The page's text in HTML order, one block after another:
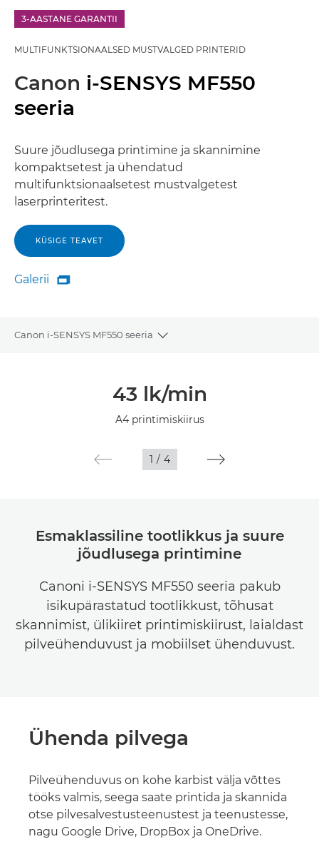
3-AASTANE GARANTII
MULTIFUNKTSIONAALSED MUSTVALGED PRINTERID
Canon i-SENSYS MF550
seeria
Suure jõudlusega printimine ja skannimine
kompaktsetest ja ühendatud
multifunktsionaalsetest mustvalgetest
laserprinteritest.
KÜSIGE TEAVET
Galerii
Galerii

Canon i-SENSYS MF550 seeria
Toggle breadcrumbs
43 lk/min
A4 printimiskiirus
1 / 4
Esmaklassiline tootlikkus ja suure
jõudlusega printimine
Canoni i-SENSYS MF550 seeria pakub
isikupärastatud tootlikkust, tõhusat
skannimist, ülikiiret printimiskiirust, laialdast
pilveühenduvust ja mobiilset ühenduvust.
Ühenda pilvega
Pilveühenduvus on kohe karbist välja võttes
tööks valmis, seega saate printida ja skannida
otse pilvesalvestusteenustest ja teenustesse,
nagu Google Drive, DropBox ja OneDrive.